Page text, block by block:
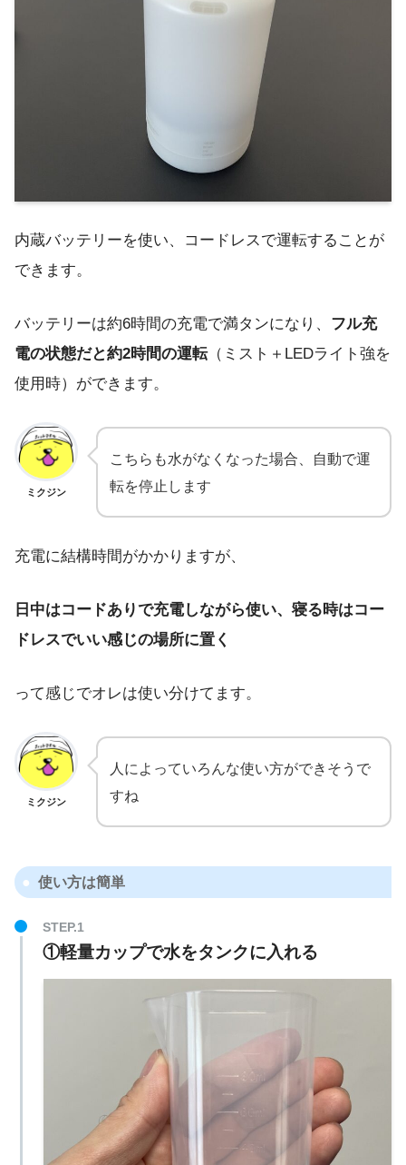
内蔵バッテリーを使い、コードレスで運転することが
できます。
バッテリーは約6時間の充電で満タンになり、 フル充
電の状態だと約2時間の運転（ミスト＋LEDライト強を
使用時）ができます。
ミクジン
こちらも水がなくなった場合、自動で運
転を停止します
充電に結構時間がかかりますが、
日中はコードありで充電しながら使い、寝る時はコー
ドレスでいい感じの場所に置く
って感じでオレは使い分けてます。
ミクジン
人によっていろんな使い方ができそうで
すね
使い方は簡単
①軽量カップで水をタンクに入れる